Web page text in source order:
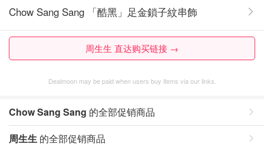
Chow Sang Sang 「酷黑」足金鎖子紋串飾
周生生 直达购买链接 →
Dealmoon may be paid when users buy items via our links.
Chow Sang Sang 的全部促销商品
周生生 的全部促销商品